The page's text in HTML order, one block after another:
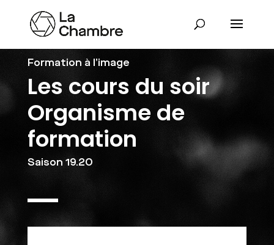
Formation à l’image
Les cours du soir
Organisme de
formation
Saison 19.20